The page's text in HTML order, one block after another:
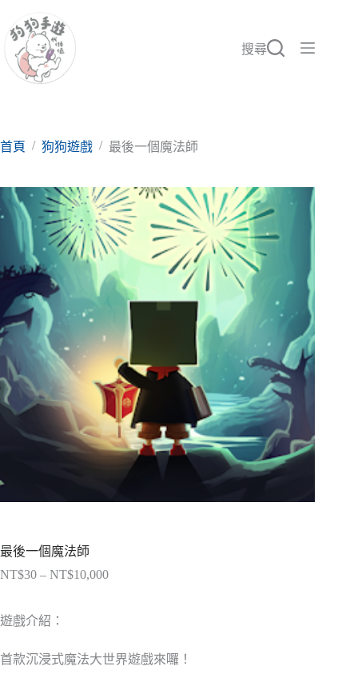
至
要
搜尋
首頁 / 狗狗遊戲 / 最後一個魔法師
最後一個魔法師
NT$30 – NT$10,000價
NT$30
到
遊戲介紹：
首款沉浸式魔法大世界遊戲來囉！